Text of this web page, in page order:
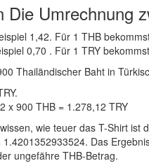
Die Umrechnung
1,42. Für 1 THB
0,70 . Für 1 TRY
Thailändischer Baht in
x 900 THB = 1.278,12 TRY
wie teuer das T-Shirt
Das
ungefähre THB-Betrag.